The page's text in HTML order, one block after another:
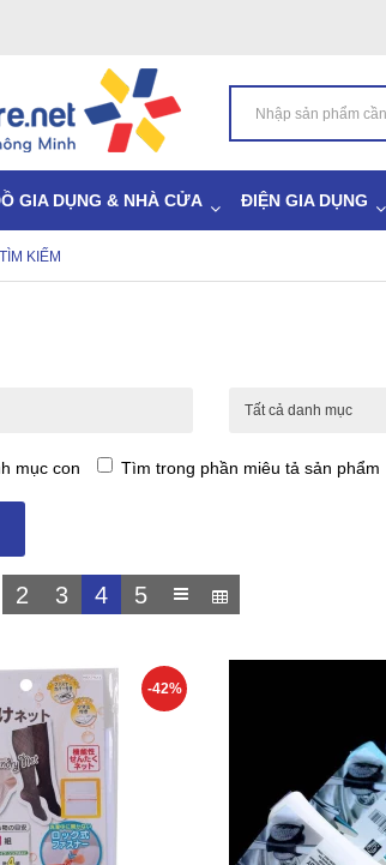
GIA DỤNG & NHÀ CỬA ĐIỆN GIA DỤNG
TÌM KIẾM
mục con Tìm trong phần miêu tả sản phẩm
2 3 4 5
-42%